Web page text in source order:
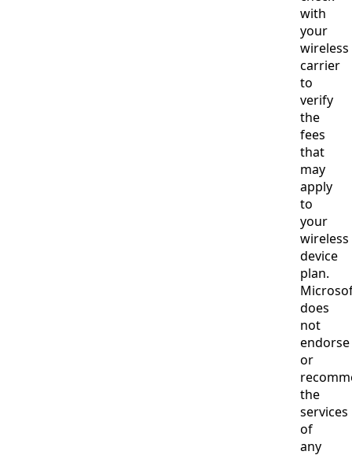
with
your
wireless
carrier
to
verify
the
fees
that
may
apply
to
your
wireless
device
plan.
does
not
endorse
or
the
services
of
any